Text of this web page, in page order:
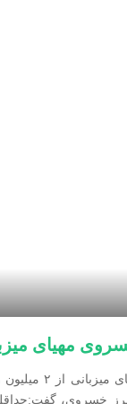
از ۲ میلیون زائر
استاندار